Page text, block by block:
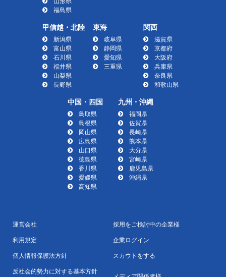
福島県
甲信越・北陸
新潟県
富山県
石川県
福井県
山梨県
長野県
東海
岐阜県
静岡県
愛知県
三重県
関西
滋賀県
京都府
大阪府
兵庫県
奈良県
和歌山県
中国・四国
鳥取県
島根県
岡山県
広島県
山口県
徳島県
香川県
愛媛県
高知県
九州・沖縄
福岡県
佐賀県
長崎県
熊本県
大分県
宮崎県
鹿児島県
沖縄県
運営会社
利用規定
個人情報保護法方針
反社会的勢力に対する基本方針
採用をご検討中の企業様
企業ログイン
スカウトをする